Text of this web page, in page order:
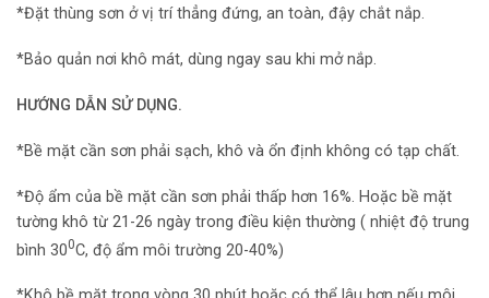
*Đặt thùng sơn ở vị trí thẳng đứng, an toàn, đậy chắt nắp.
*Bảo quản nơi khô mát, dùng ngay sau khi mở nắp.
HƯỚNG DẪN SỬ DỤNG.
*Bề mặt cần sơn phải sạch, khô và ổn định không có tạp chất.
*Độ ẩm của bề mặt cần sơn phải thấp hơn 16%. Hoặc bề mặt
tường khô từ 21-26 ngày trong điều kiện thường ( nhiệt độ trung
bình 300C, độ ẩm môi trường 20-40%)